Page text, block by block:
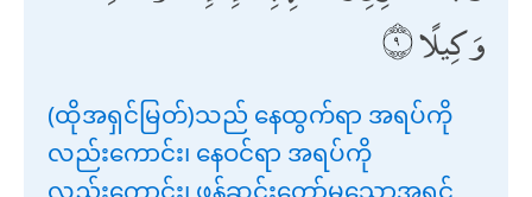
وَكِيلًا
(ထိုအရှင်မြတ်)သည် နေထွက်ရာ အရပ်ကို
လည်းကောင်း၊ နေဝင်ရာ အရပ်ကို
လည်းကောင်း၊ ဖန်ဆင်းတော်မူသောအရှင်